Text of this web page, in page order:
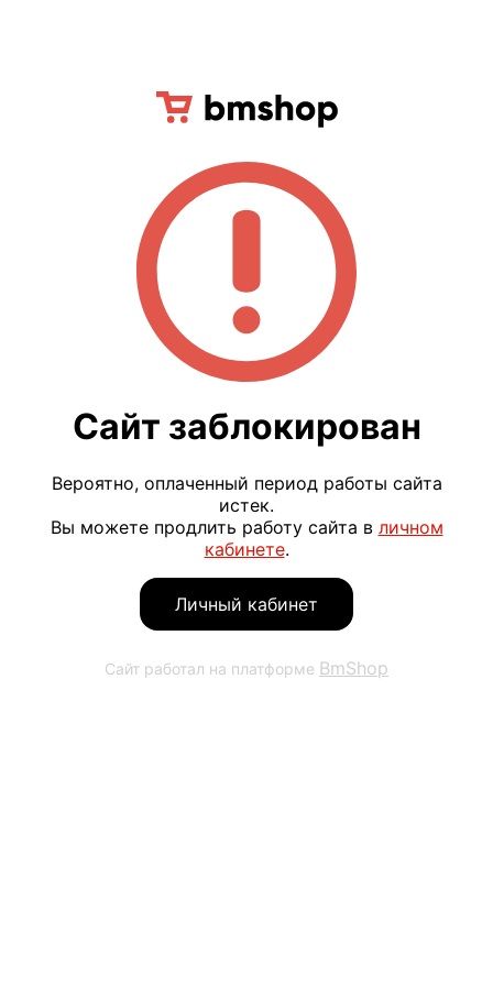
Сайт заблокирован
Вероятно, оплаченный период работы сайта
истек.
Вы можете продлить работу сайта в личном
кабинете.
Личный кабинет
Сайт работал на платформе BmShop